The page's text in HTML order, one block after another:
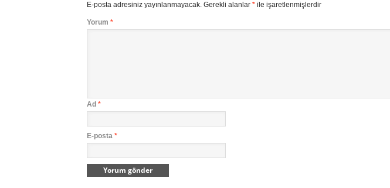
E-posta adresiniz yayınlanmayacak. Gerekli alanlar *ile işaretlenmişlerdir
Yorum *
Ad *
E-posta *